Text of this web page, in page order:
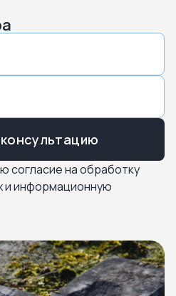
согласие на обработку
и информационную